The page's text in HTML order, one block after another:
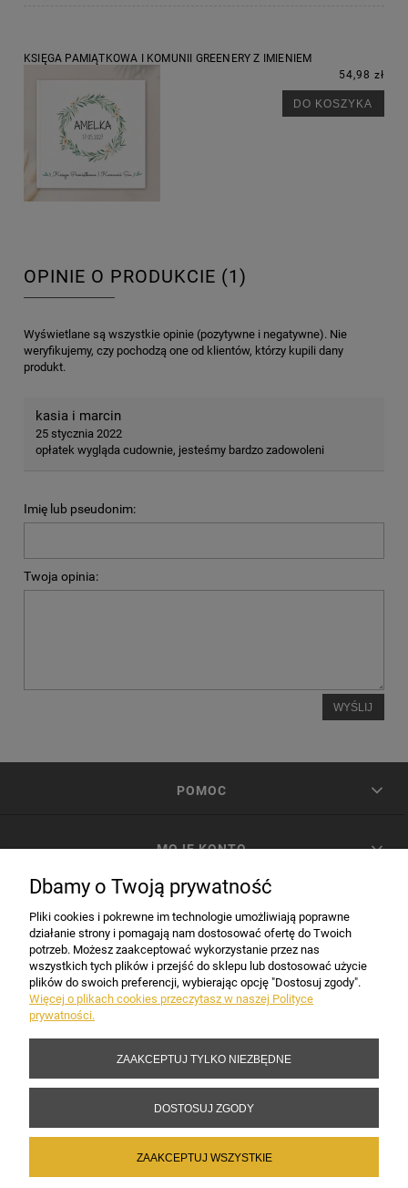
KSIĘGA PAMIĄTKOWA I KOMUNII GREENERY Z IMIENIEM
54,98 zł
DO KOSZYKA
OPINIE O PRODUKCIE (1)
Wyświetlane są wszystkie opinie (pozytywne i negatywne). Nie
weryfikujemy, czy pochodzą one od klientów, którzy kupili dany
produkt.
kasia i marcin
25 stycznia 2022
opłatek wygląda cudownie, jesteśmy bardzo zadowoleni
Imię lub pseudonim:
Twoja opinia:
WYŚLIJ
POMOC
MOJE KONTO
INFORMACJE
Copyright 2017-2026 Sakramento.pl
Dbamy o Twoją prywatność
Pliki cookies i pokrewne im technologie umożliwiają poprawne
działanie strony i pomagają nam dostosować ofertę do Twoich
potrzeb. Możesz zaakceptować wykorzystanie przez nas
wszystkich tych plików i przejść do sklepu lub dostosować użycie
plików do swoich preferencji, wybierając opcję "Dostosuj zgody".
Więcej o plikach cookies przeczytasz w naszej Polityce
prywatności.
ZAAKCEPTUJ TYLKO NIEZBĘDNE
DOSTOSUJ ZGODY
ZAAKCEPTUJ WSZYSTKIE